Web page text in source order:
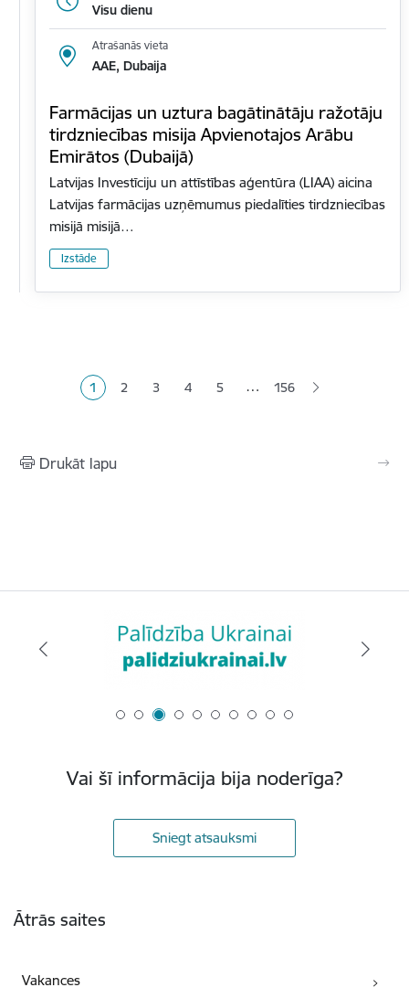
Visu dienu
Atrašanās vieta
AAE, Dubaija
Farmācijas un uztura bagātinātāju ražotāju
tirdzniecības misija Apvienotajos Arābu
Emirātos (Dubaijā)
Latvijas Investīciju un attīstības aģentūra (LIAA) aicina
Latvijas farmācijas uzņēmumus piedalīties tirdzniecības
misijā misijā…
Izstāde
Pašreizējā lapa
1 Lapa
2 Lapa
3 Lapa
4 Lapa
5 … 156
Drukāt lapu
Vai šī informācija bija noderīga?
Sniegt atsauksmi
Ātrās saites
Vakances